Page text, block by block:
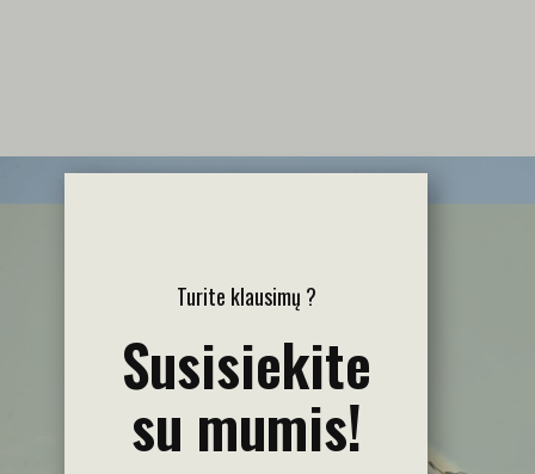
Turite klausimų ?
Susisiekite
su mumis!